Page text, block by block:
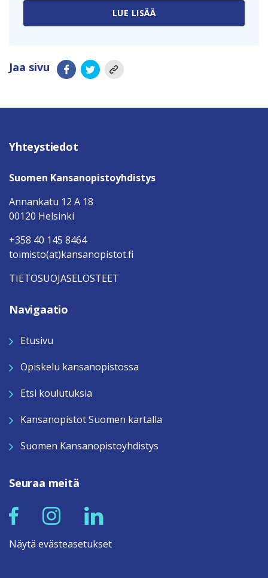
LUE LISÄÄ
Jaa sivu
Yhteystiedot
Suomen Kansanopistoyhdistys
Annankatu 12 A 18
00120 Helsinki
+358 40 145 8464
toimisto(at)kansanopistot.fi
TIETOSUOJASELOSTEET
Navigaatio
Etusivu
Opiskelu kansanopistossa
Etsi koulutuksia
Kansanopistot Suomen kartalla
Suomen Kansanopistoyhdistys
Seuraa meitä
Näytä evästeasetukset